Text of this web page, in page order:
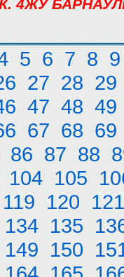
4ЖУ
5 6 7 8 9
27 28 29
47 48 49
67 68 69
86 87 88
104 105
119 120 121
134 135
149 150